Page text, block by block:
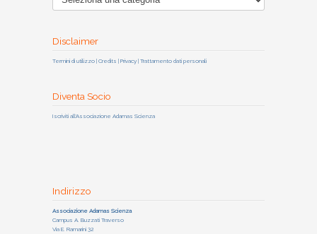
Disclaimer
Termini di utilizzo | Credits | Privacy | Trattamento dati personali
Diventa Socio
Iscriviti all'Associazione Adamas Scienza
Indirizzo
Associazione Adamas Scienza
Campus A. Buzzati Traverso
Via E. Ramarini 32